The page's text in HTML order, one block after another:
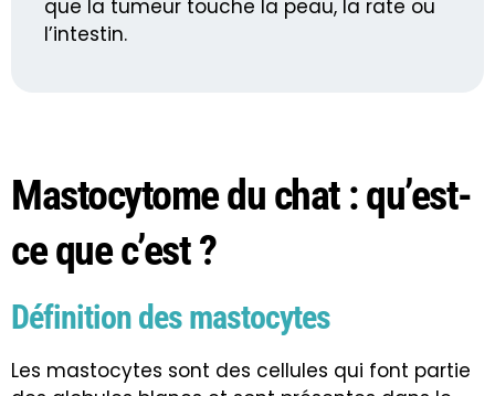
que la tumeur touche la peau, la rate ou
l’intestin.
Mastocytome du chat : qu’est-
ce que c’est ?
Définition des mastocytes
Les mastocytes sont des cellules qui font partie